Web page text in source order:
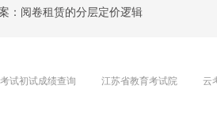
：阅卷租赁的分层定价逻辑
试初试成绩查询 江苏省教育考试院 云